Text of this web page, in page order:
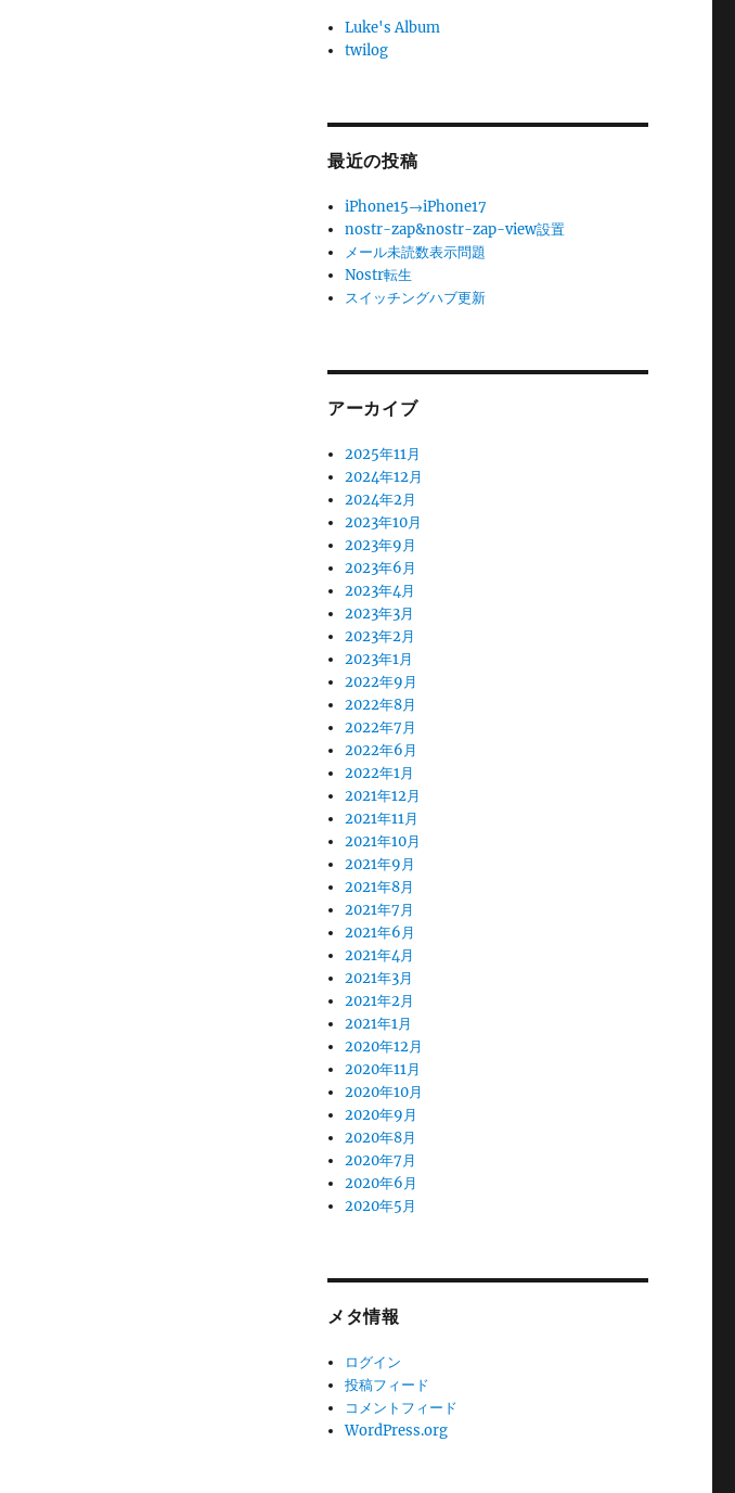
Luke's Album
twilog
最近の投稿
iPhone15→iPhone17
nostr-zap&nostr-zap-view設置
メール未読数表示問題
Nostr転生
スイッチングハブ更新
アーカイブ
2025年11月
2024年12月
2024年2月
2023年10月
2023年9月
2023年6月
2023年4月
2023年3月
2023年2月
2023年1月
2022年9月
2022年8月
2022年7月
2022年6月
2022年1月
2021年12月
2021年11月
2021年10月
2021年9月
2021年8月
2021年7月
2021年6月
2021年4月
2021年3月
2021年2月
2021年1月
2020年12月
2020年11月
2020年10月
2020年9月
2020年8月
2020年7月
2020年6月
2020年5月
メタ情報
ログイン
投稿フィード
コメントフィード
WordPress.org